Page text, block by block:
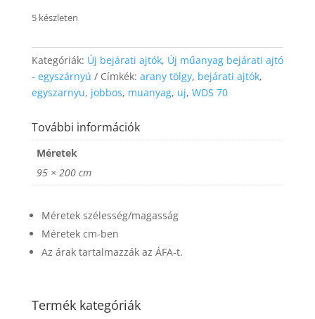
5 készleten
Kategóriák: Új bejárati ajtók, Új műanyag bejárati ajtó
- egyszárnyú
Címkék: arany tölgy, bejárati ajtók,
egyszarnyu, jobbos, muanyag, uj, WDS 70
További információk
Méretek
95 × 200 cm
Méretek szélesség/magasság
Méretek cm-ben
Az árak tartalmazzák az ÁFA-t.
Termék kategóriák
Experience
In order for
our website
possible
refuse these